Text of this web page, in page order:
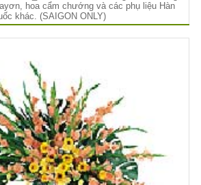
hoa cẩm chướng và các phụ liệu Hàn
khác. (SAIGON ONLY)